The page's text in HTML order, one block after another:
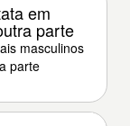
em
parte
masculinos
parte